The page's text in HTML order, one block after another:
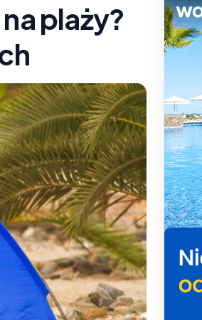
plaży?